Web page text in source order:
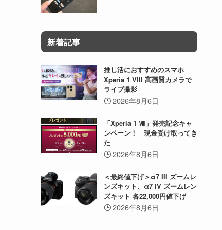
新着記事
推し活におすすめのスマホ
Xperia 1 VIII 高画質カメラで
ライブ撮影
2026年8月6日
「Xperia 1 Ⅷ」発売記念キャ
ンペーン！ 現金受け取ってき
た
2026年8月6日
＜最終値下げ＞α7 III ズームレ
ンズキット、α7 IV ズームレン
ズキット 各22,000円値下げ
2026年8月6日